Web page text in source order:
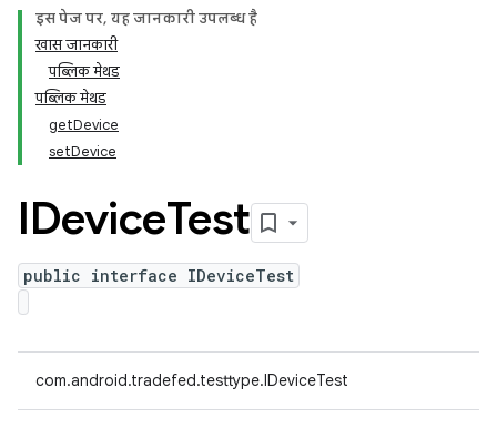
इस पेज पर, यह जानकारी उपलब्ध है
खास जानकारी
पब्लिक मेथड
पब्लिक मेथड
getDevice
setDevice
IDeviceTest
public interface IDeviceTest
com.android.tradefed.testtype.IDeviceTest